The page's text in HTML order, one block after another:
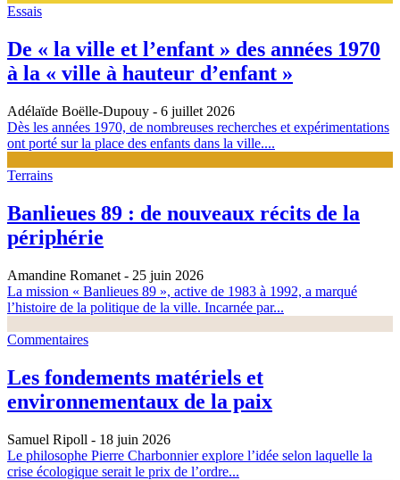
Essais
De « la ville et l’enfant » des années 1970
à la « ville à hauteur d’enfant »
Adélaïde Boëlle-Dupouy - 6 juillet 2026
Dès les années 1970, de nombreuses recherches et expérimentations
ont porté sur la place des enfants dans la ville....
Terrains
Banlieues 89 : de nouveaux récits de la
périphérie
Amandine Romanet - 25 juin 2026
La mission « Banlieues 89 », active de 1983 à 1992, a marqué
l’histoire de la politique de la ville. Incarnée par...
Commentaires
Les fondements matériels et
environnementaux de la paix
Samuel Ripoll - 18 juin 2026
Le philosophe Pierre Charbonnier explore l’idée selon laquelle la
crise écologique serait le prix de l’ordre...